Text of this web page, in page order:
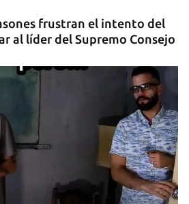
frustran el intento del
al líder del Supremo Consejo